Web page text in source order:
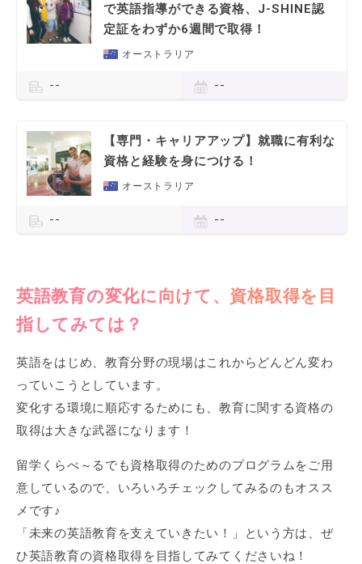
で英語指導ができる資格、J-SHINE認
定証をわずか6週間で取得！
オーストラリア
-- --
【専門・キャリアアップ】就職に有利な
資格と経験を身につける！
オーストラリア
-- --
英語教育の変化に向けて、資格取得を目
指してみては？
英語をはじめ、教育分野の現場はこれからどんどん変わ
っていこうとしています。
変化する環境に順応するためにも、教育に関する資格の
取得は大きな武器になります！
留学くらべ～るでも資格取得のためのプログラムをご用
意しているので、いろいろチェックしてみるのもオスス
メです♪
「未来の英語教育を支えていきたい！」という方は、ぜ
ひ英語教育の資格取得を目指してみてくださいね！